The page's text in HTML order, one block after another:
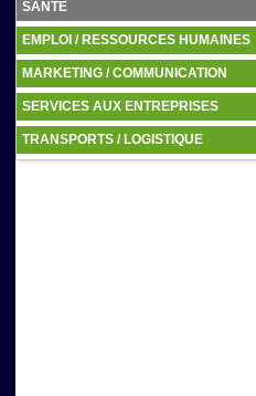
SANTÉ
EMPLOI / RESSOURCES HUMAINES
MARKETING / COMMUNICATION
SERVICES AUX ENTREPRISES
TRANSPORTS / LOGISTIQUE